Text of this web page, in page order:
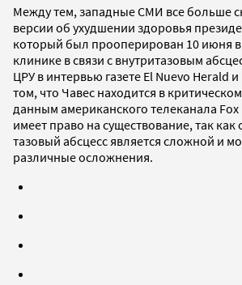
Между тем, западные СМИ все больше
версии об ухудшении здоровья
который был прооперирован 10 июня
клинике в связи с внутритазовым
ЦРУ в интервью газете El Nuevo Herald и
том, что Чавес находится в
данным американского телеканала Fox
имеет право на существование, так как
тазовый абсцесс является сложной и
различные осложнения.